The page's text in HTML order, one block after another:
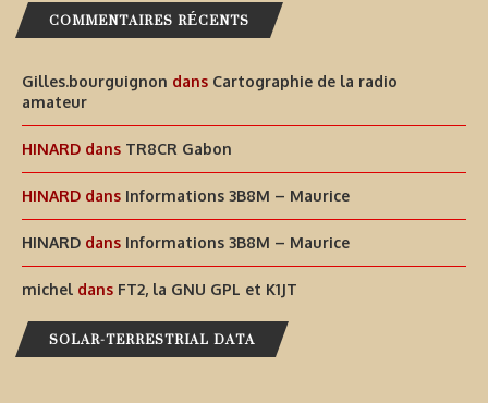
COMMENTAIRES RÉCENTS
Gilles.bourguignon dans Cartographie de la radio
amateur
HINARD dans TR8CR Gabon
HINARD dans Informations 3B8M – Maurice
HINARD dans Informations 3B8M – Maurice
michel dans FT2, la GNU GPL et K1JT
SOLAR-TERRESTRIAL DATA